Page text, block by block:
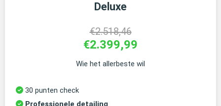
Deluxe
€2.518,46
€2.399,99
Wie het allerbeste wil
30 punten check
Professionele detailing